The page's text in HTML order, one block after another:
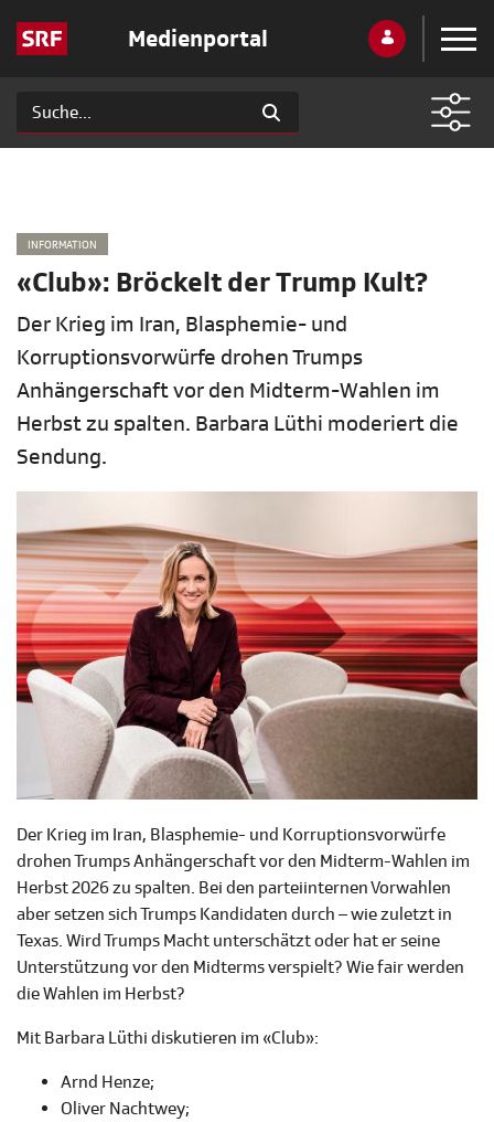
Medienportal
INFORMATION
«Club»: Bröckelt der Trump Kult?
Der Krieg im Iran, Blasphemie- und
Korruptionsvorwürfe drohen Trumps
Anhängerschaft vor den Midterm-Wahlen im
Herbst zu spalten. Barbara Lüthi moderiert die
Sendung.
Der Krieg im Iran, Blasphemie- und Korruptionsvorwürfe
drohen Trumps Anhängerschaft vor den Midterm-Wahlen im
Herbst 2026 zu spalten. Bei den parteiinternen Vorwahlen
aber setzen sich Trumps Kandidaten durch – wie zuletzt in
Texas. Wird Trumps Macht unterschätzt oder hat er seine
Unterstützung vor den Midterms verspielt? Wie fair werden
die Wahlen im Herbst?
Mit Barbara Lüthi diskutieren im «Club»:
Arnd Henze;
Oliver Nachtwey;